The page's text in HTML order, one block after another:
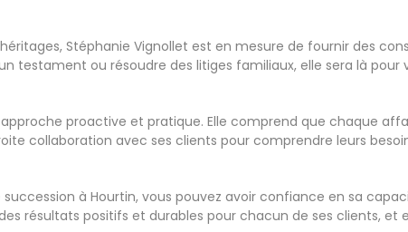
Stéphanie Vignollet est en mesure de fournir des
testament ou résoudre des litiges familiaux, elle sera là
proactive et pratique. Elle comprend que chaque
collaboration avec ses clients pour comprendre leurs
à Hourtin, vous pouvez avoir confiance en sa
résultats positifs et durables pour chacun de ses clients,